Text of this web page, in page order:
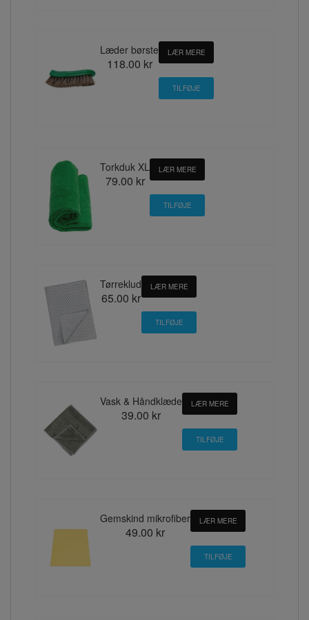
Læder børste
118.00 kr
LÆR MERE
Torkduk XL
79.00 kr
LÆR MERE
Tørreklud
65.00 kr
LÆR MERE
Vask & Håndklæde
39.00 kr
LÆR MERE
Gemskind mikrofiber
49.00 kr
LÆR MERE